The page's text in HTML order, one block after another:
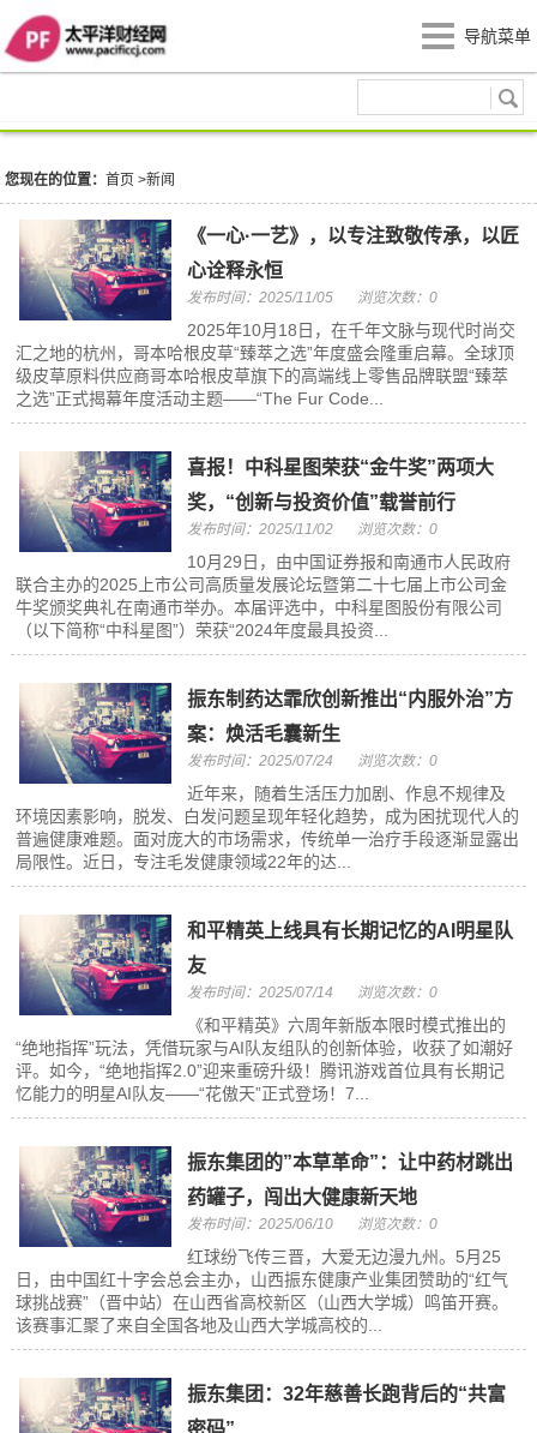
导航菜单
您现在的位置：首页 >新闻
《一心·一艺》，以专注致敬传承，以匠
心诠释永恒
发布时间：2025/11/05 浏览次数：0
2025年10月18日，在千年文脉与现代时尚交
汇之地的杭州，哥本哈根皮草“臻萃之选”年度盛会隆重启幕。全球顶
级皮草原料供应商哥本哈根皮草旗下的高端线上零售品牌联盟“臻萃
之选”正式揭幕年度活动主题——“The Fur Code...
喜报！中科星图荣获“金牛奖”两项大
奖，“创新与投资价值”载誉前行
发布时间：2025/11/02 浏览次数：0
10月29日，由中国证券报和南通市人民政府
联合主办的2025上市公司高质量发展论坛暨第二十七届上市公司金
牛奖颁奖典礼在南通市举办。本届评选中，中科星图股份有限公司
（以下简称“中科星图”）荣获“2024年度最具投资...
振东制药达霏欣创新推出“内服外治”方
案：焕活毛囊新生
发布时间：2025/07/24 浏览次数：0
近年来，随着生活压力加剧、作息不规律及
环境因素影响，脱发、白发问题呈现年轻化趋势，成为困扰现代人的
普遍健康难题。面对庞大的市场需求，传统单一治疗手段逐渐显露出
局限性。近日，专注毛发健康领域22年的达...
和平精英上线具有长期记忆的AI明星队
友
发布时间：2025/07/14 浏览次数：0
《和平精英》六周年新版本限时模式推出的
“绝地指挥”玩法，凭借玩家与AI队友组队的创新体验，收获了如潮好
评。如今，“绝地指挥2.0”迎来重磅升级！腾讯游戏首位具有长期记
忆能力的明星AI队友——“花傲天”正式登场！7...
振东集团的”本草革命”：让中药材跳出
药罐子，闯出大健康新天地
发布时间：2025/06/10 浏览次数：0
红球纷飞传三晋，大爱无边漫九州。5月25
日，由中国红十字会总会主办，山西振东健康产业集团赞助的“红气
球挑战赛”（晋中站）在山西省高校新区（山西大学城）鸣笛开赛。
该赛事汇聚了来自全国各地及山西大学城高校的...
振东集团：32年慈善长跑背后的“共富
密码”